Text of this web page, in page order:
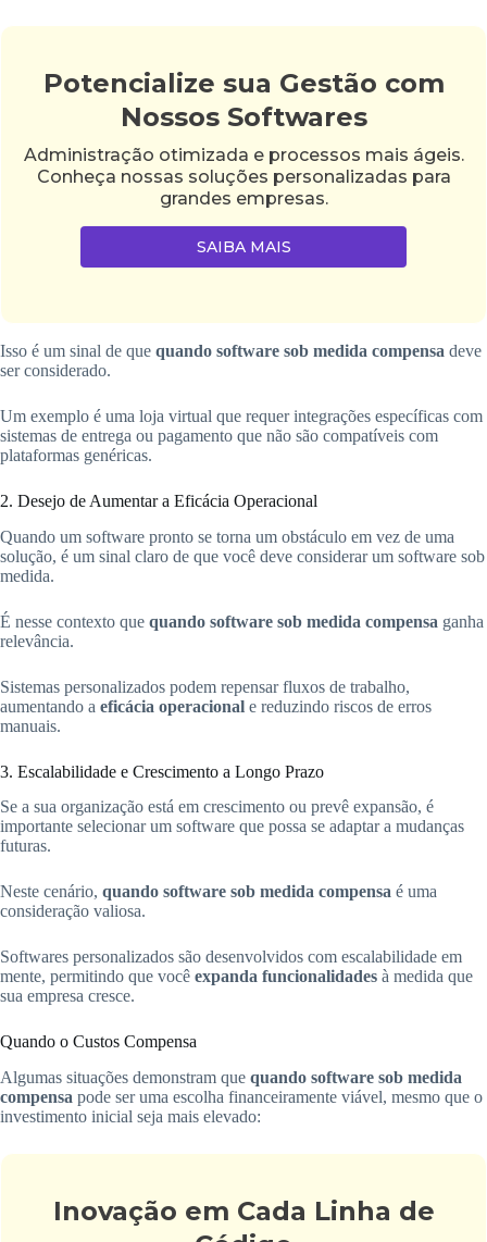
Potencialize sua Gestão com
Nossos Softwares
Administração otimizada e processos mais ágeis.
Conheça nossas soluções personalizadas para
grandes empresas.
SAIBA MAIS
Isso é um sinal de que quando software sob medida compensa deve
ser considerado.
Um exemplo é uma loja virtual que requer integrações específicas com
sistemas de entrega ou pagamento que não são compatíveis com
plataformas genéricas.
2. Desejo de Aumentar a Eficácia Operacional
Quando um software pronto se torna um obstáculo em vez de uma
solução, é um sinal claro de que você deve considerar um software sob
medida.
É nesse contexto que quando software sob medida compensa ganha
relevância.
Sistemas personalizados podem repensar fluxos de trabalho,
aumentando a eficácia operacional e reduzindo riscos de erros
manuais.
3. Escalabilidade e Crescimento a Longo Prazo
Se a sua organização está em crescimento ou prevê expansão, é
importante selecionar um software que possa se adaptar a mudanças
futuras.
Neste cenário, quando software sob medida compensa é uma
consideração valiosa.
Softwares personalizados são desenvolvidos com escalabilidade em
mente, permitindo que você expanda funcionalidades à medida que
sua empresa cresce.
Quando o Custos Compensa
Algumas situações demonstram que quando software sob medida
compensa pode ser uma escolha financeiramente viável, mesmo que o
investimento inicial seja mais elevado:
Inovação em Cada Linha de